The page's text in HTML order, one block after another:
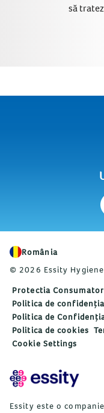
să
România
© 2026 Essity
Protectia
Politica de
Politica de
Politica de cookies
Cookie Settings
Essity este o